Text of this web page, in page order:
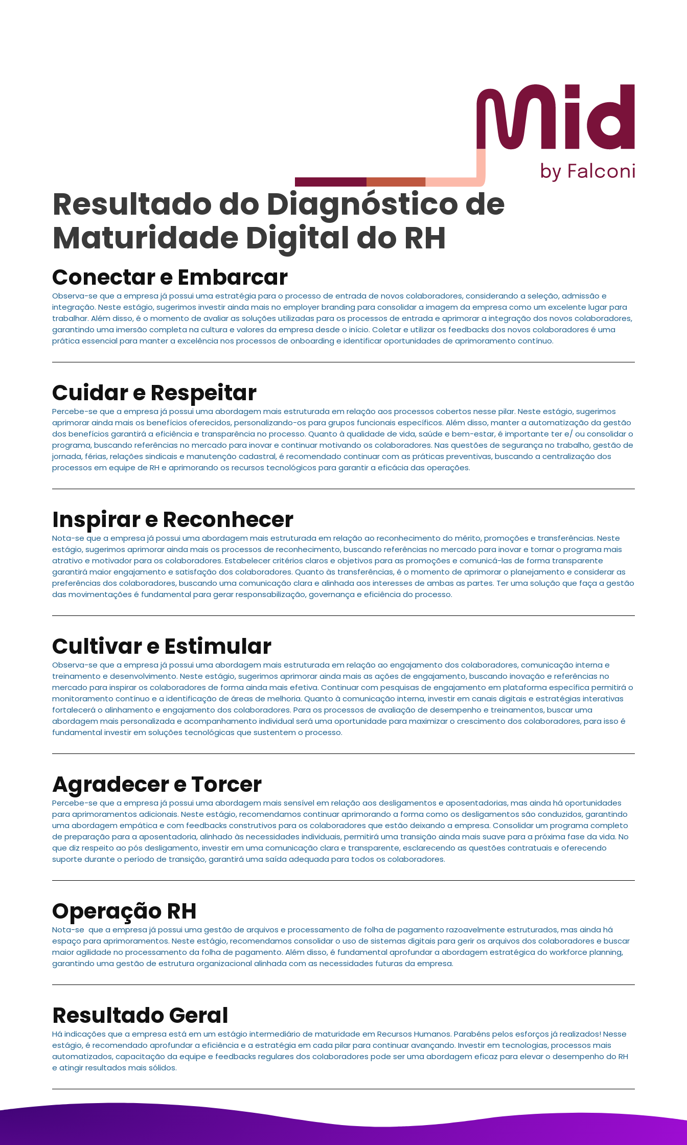
Resultado do Diagnóstico de
Maturidade Digital do RH
Conectar e Embarcar
Observa-se que a empresa já possui uma estratégia para o processo de entrada de novos colaboradores, considerando a seleção, admissão e
integração. Neste estágio, sugerimos investir ainda mais no employer branding para consolidar a imagem da empresa como um excelente lugar para
trabalhar. Além disso, é o momento de avaliar as soluções utilizadas para os processos de entrada e aprimorar a integração dos novos colaboradores,
garantindo uma imersão completa na cultura e valores da empresa desde o início. Coletar e utilizar os feedbacks dos novos colaboradores é uma
prática essencial para manter a excelência nos processos de onboarding e identificar oportunidades de aprimoramento contínuo.
Cuidar e Respeitar
Percebe-se que a empresa já possui uma abordagem mais estruturada em relação aos processos cobertos nesse pilar. Neste estágio, sugerimos
aprimorar ainda mais os benefícios oferecidos, personalizando-os para grupos funcionais específicos. Além disso, manter a automatização da gestão
dos benefícios garantirá a eficiência e transparência no processo. Quanto à qualidade de vida, saúde e bem-estar, é importante ter e/ ou consolidar o
programa, buscando referências no mercado para inovar e continuar motivando os colaboradores. Nas questões de segurança no trabalho, gestão de
jornada, férias, relações sindicais e manutenção cadastral, é recomendado continuar com as práticas preventivas, buscando a centralização dos
processos em equipe de RH e aprimorando os recursos tecnológicos para garantir a eficácia das operações.
Inspirar e Reconhecer
Nota-se que a empresa já possui uma abordagem mais estruturada em relação ao reconhecimento do mérito, promoções e transferências. Neste
estágio, sugerimos aprimorar ainda mais os processos de reconhecimento, buscando referências no mercado para inovar e tornar o programa mais
atrativo e motivador para os colaboradores. Estabelecer critérios claros e objetivos para as promoções e comunicá-las de forma transparente
garantirá maior engajamento e satisfação dos colaboradores. Quanto às transferências, é o momento de aprimorar o planejamento e considerar as
preferências dos colaboradores, buscando uma comunicação clara e alinhada aos interesses de ambas as partes. Ter uma solução que faça a gestão
das movimentações é fundamental para gerar responsabilização, governança e eficiência do processo.
Cultivar e Estimular
Observa-se que a empresa já possui uma abordagem mais estruturada em relação ao engajamento dos colaboradores, comunicação interna e
treinamento e desenvolvimento. Neste estágio, sugerimos aprimorar ainda mais as ações de engajamento, buscando inovação e referências no
mercado para inspirar os colaboradores de forma ainda mais efetiva. Continuar com pesquisas de engajamento em plataforma específica permitirá o
monitoramento contínuo e a identificação de áreas de melhoria. Quanto à comunicação interna, investir em canais digitais e estratégias interativas
fortalecerá o alinhamento e engajamento dos colaboradores. Para os processos de avaliação de desempenho e treinamentos, buscar uma
abordagem mais personalizada e acompanhamento individual será uma oportunidade para maximizar o crescimento dos colaboradores, para isso é
fundamental investir em soluções tecnológicas que sustentem o processo.
Agradecer e Torcer
Percebe-se que a empresa já possui uma abordagem mais sensível em relação aos desligamentos e aposentadorias, mas ainda há oportunidades
para aprimoramentos adicionais. Neste estágio, recomendamos continuar aprimorando a forma como os desligamentos são conduzidos, garantindo
uma abordagem empática e com feedbacks construtivos para os colaboradores que estão deixando a empresa. Consolidar um programa completo
de preparação para a aposentadoria, alinhado às necessidades individuais, permitirá uma transição ainda mais suave para a próxima fase da vida. No
que diz respeito ao pós desligamento, investir em uma comunicação clara e transparente, esclarecendo as questões contratuais e oferecendo
suporte durante o período de transição, garantirá uma saída adequada para todos os colaboradores.
Operação RH
Nota-se que a empresa já possui uma gestão de arquivos e processamento de folha de pagamento razoavelmente estruturados, mas ainda há
espaço para aprimoramentos. Neste estágio, recomendamos consolidar o uso de sistemas digitais para gerir os arquivos dos colaboradores e buscar
maior agilidade no processamento da folha de pagamento. Além disso, é fundamental aprofundar a abordagem estratégica do workforce planning,
garantindo uma gestão de estrutura organizacional alinhada com as necessidades futuras da empresa.
Resultado Geral
Há indicações que a empresa está em um estágio intermediário de maturidade em Recursos Humanos. Parabéns pelos esforços já realizados! Nesse
estágio, é recomendado aprofundar a eficiência e a estratégia em cada pilar para continuar avançando. Investir em tecnologias, processos mais
automatizados, capacitação da equipe e feedbacks regulares dos colaboradores pode ser uma abordagem eficaz para elevar o desempenho do RH
e atingir resultados mais sólidos.